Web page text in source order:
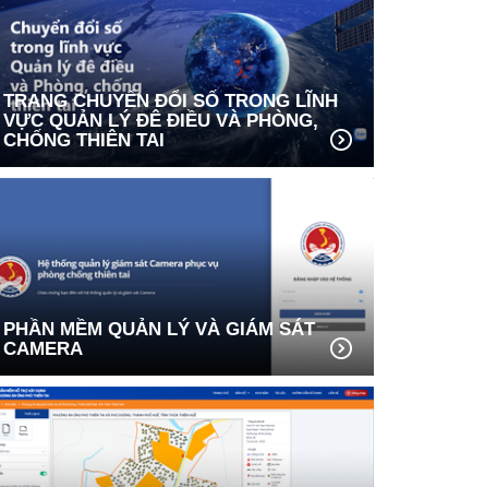
TRANG CHUYỂN ĐỔI SỐ TRONG LĨNH
VỰC QUẢN LÝ ĐÊ ĐIỀU VÀ PHÒNG,
CHỐNG THIÊN TAI
PHẦN MỀM QUẢN LÝ VÀ GIÁM SÁT
CAMERA